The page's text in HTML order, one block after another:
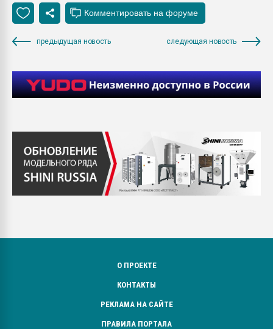
предыдущая новость следующая новость
О ПРОЕКТЕ
КОНТАКТЫ
РЕКЛАМА НА САЙТЕ
ПРАВИЛА ПОРТАЛА